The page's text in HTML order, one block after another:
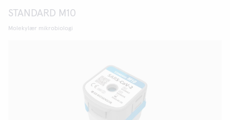
STANDARD M10
Molekylær mikrobiologi